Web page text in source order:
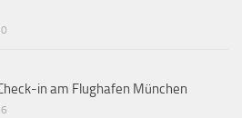
in am Flughafen München